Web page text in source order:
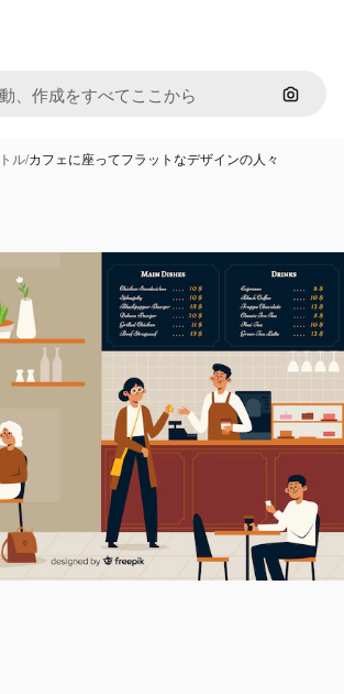
画像で
ル/カフェに座ってフラットなデザインの人々